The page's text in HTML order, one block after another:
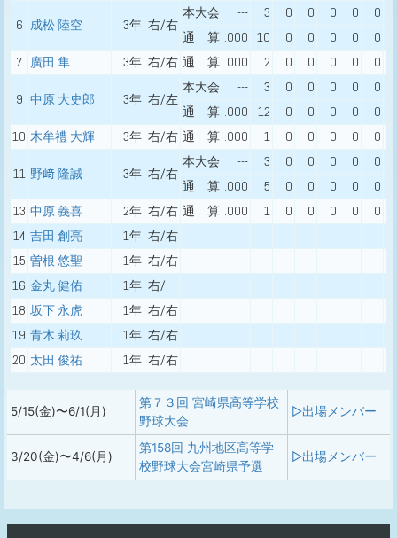
6 成松 陸空 3年 右/右
本大会 --- 3 0 0 0 0 0
通 算 .000 10 0 0 0 0 0
7 廣田 隼 3年 右/右 通 算 .000 2 0 0 0 0 0
9 中原 大史郎 3年 右/左
本大会 --- 3 0 0 0 0 0
通 算 .000 12 0 0 0 0 0
10 木牟禮 大輝 3年 右/右 通 算 .000 1 0 0 0 0 0
11 野﨑 隆誠 3年 右/右
本大会 --- 3 0 0 0 0 0
通 算 .000 5 0 0 0 0 0
13 中原 義喜 2年 右/右 通 算 .000 1 0 0 0 0 0
14 吉田 創亮 1年 右/右
15 曽根 悠聖 1年 右/右
16 金丸 健佑 1年 右/
18 坂下 永虎 1年 右/右
19 青木 莉玖 1年 右/右
20 太田 俊祐 1年 右/右
5/15(金)〜6/1(月)
第７３回 宮崎県高等学校
野球大会
▷出場メンバー
3/20(金)〜4/6(月)
第158回 九州地区高等学
校野球大会宮崎県予選
▷出場メンバー